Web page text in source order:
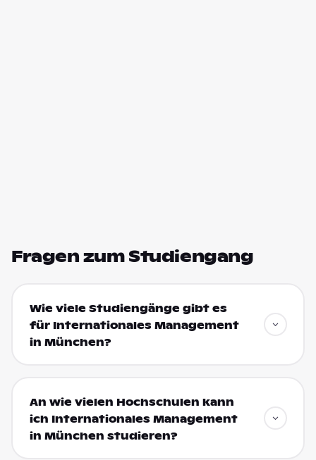
Fragen zum Studiengang
Wie viele Studiengänge gibt es
für Internationales Management
in München?
An wie vielen Hochschulen kann
ich Internationales Management
in München studieren?